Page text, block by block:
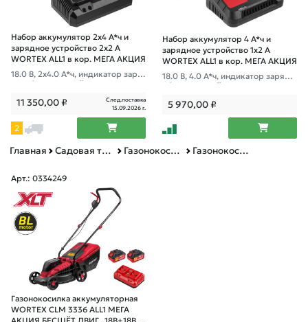
Набор аккумулятор 2х4 А*ч и
зарядное устройство 2х2 А
WORTEX ALL1 в кор. МЕГА АКЦИЯ
18.0 В, 2x4.0 А*ч, индикатор заря
да, обрезиненный корпус, заряд
11 350,00₽
След.поставка
15.09.2026 г.
2
Набор аккумулятор 4 А*ч и
зарядное устройство 1х2 А
WORTEX ALL1 в кор. МЕГА АКЦИЯ
18.0 В, 4.0 А*ч, индикатор заряда,
обрезиненный корпус, зарядное:
5 970,00₽
Главная Садовая техника, оснастка и принадлежности Газонокосилки, мотокосы и триммеры Газонокосилки электро и ручные
Арт.: 0334249
Газонокосилка аккумуляторная
WORTEX CLM 3336 ALL1 МЕГА